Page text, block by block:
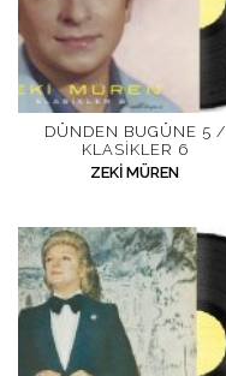
DÜNDEN BUGÜNE 5 /
KLASIKLER 6
ZEKI MÜREN